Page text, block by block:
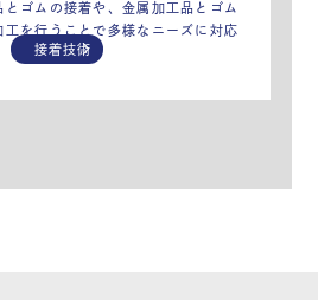
とゴムの接着や、金属加工品とゴム
工を行うことで多様なニーズに対応
接着技術